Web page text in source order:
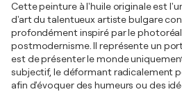
Cette peinture à l'huile originale est
d'art du talentueux artiste bulgare
profondément inspiré par le
postmodernisme. Il représente un
est de présenter le monde
subjectif, le déformant radicalement
afin d'évoquer des humeurs ou des